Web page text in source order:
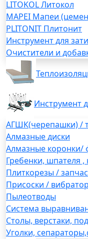
LITOKOL Литокол
MAPEI Мапеи
PLITONIT Плитонит
Инструмент для
Очистители и
Инструмент
АГШК(черепашки) /
Алмазные диски
Алмазные коронки/
Гребенки, шпателя ,
Плиткорезы /
Присоски /
Пылеотводы
Система
Столы, верстаки,
Уголки,